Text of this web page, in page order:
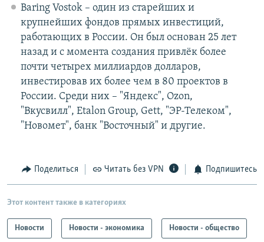
Baring Vostok – один из старейших и
крупнейших фондов прямых инвестиций,
работающих в России. Он был основан 25 лет
назад и с момента создания привлёк более
почти четырех миллиардов долларов,
инвестировав их более чем в 80 проектов в
России. Среди них – "Яндекс", Ozon,
"Вкусвилл", Etalon Group, Gett, "ЭР-Телеком",
"Новомет", банк "Восточный" и другие.
Поделиться Читать без VPN Подпишитесь
Этот контент также в категориях
Новости Новости - экономика Новости - общество